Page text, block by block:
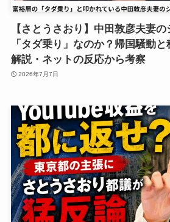
【さとうさおり】中田敦彦夫妻
「タダ乗り」なのか？帰国騒動
解説・ネットの反応から考察
2026年7月7日